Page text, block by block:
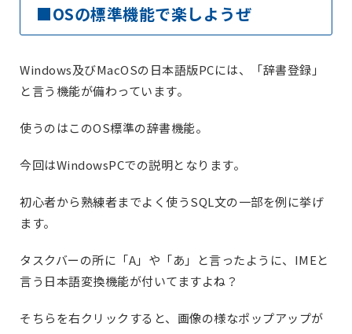
■OSの標準機能で楽しようぜ
Windows及びMacOSの日本語版PCには、「辞書登録」
と言う機能が備わっています。
使うのはこのOS標準の辞書機能。
今回はWindowsPCでの説明となります。
初心者から熟練者までよく使うSQL文の一部を例に挙げ
ます。
タスクバーの所に「A」や「あ」と言ったように、IMEと
言う日本語変換機能が付いてますよね？
そちらを右クリックすると、画像の様なポップアップが